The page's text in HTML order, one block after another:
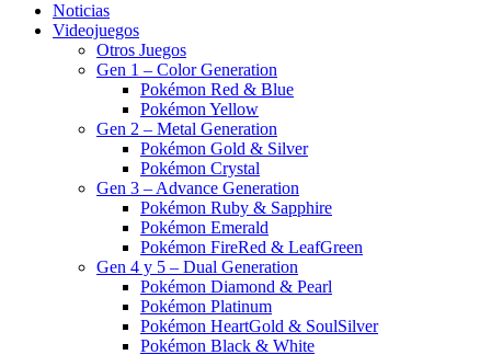
Noticias
Videojuegos
Otros Juegos
Gen 1 – Color Generation
Pokémon Red & Blue
Pokémon Yellow
Gen 2 – Metal Generation
Pokémon Gold & Silver
Pokémon Crystal
Gen 3 – Advance Generation
Pokémon Ruby & Sapphire
Pokémon Emerald
Pokémon FireRed & LeafGreen
Gen 4 y 5 – Dual Generation
Pokémon Diamond & Pearl
Pokémon Platinum
Pokémon HeartGold & SoulSilver
Pokémon Black & White